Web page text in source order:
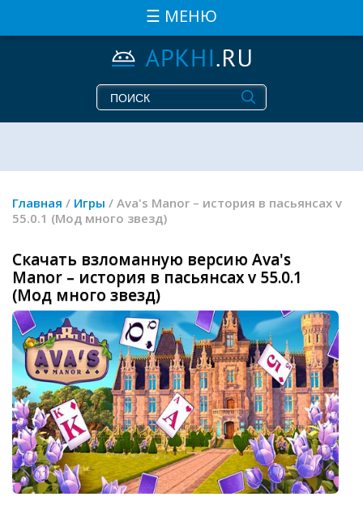
☰ МЕНЮ
Главная / Игры / Ava's Manor – история в пасьянсах v
55.0.1 (Мод много звезд)
Скачать взломанную версию Ava's
Manor – история в пасьянсах v 55.0.1
(Мод много звезд)